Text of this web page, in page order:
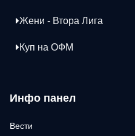
Жени - Втора Лига
Куп на ОФМ
Инфо панел
Вести